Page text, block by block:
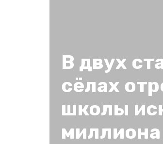
В двух
сёлах
школы
миллиона